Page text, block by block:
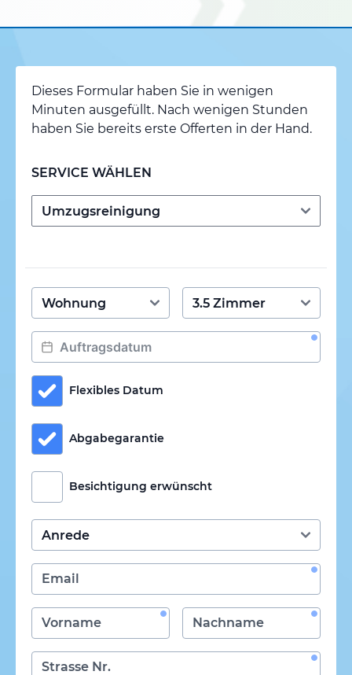
Dieses Formular haben Sie in wenigen
Minuten ausgefüllt. Nach wenigen Stunden
haben Sie bereits erste Offerten in der Hand.
SERVICE WÄHLEN
Flexibles Datum
Abgabegarantie
Besichtigung erwünscht